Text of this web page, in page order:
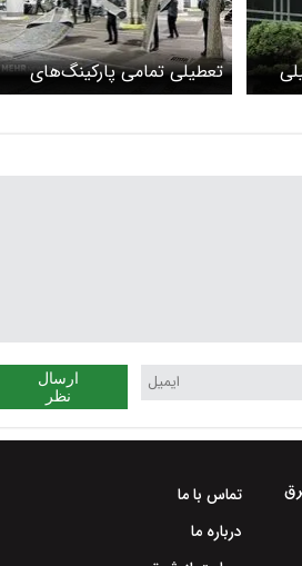
تعطیلی تمامی پارکینگ‌های
حرم مطهر امام رضا (ع) از امروز
ارسال
نظر
تماس با ما
درباره ما